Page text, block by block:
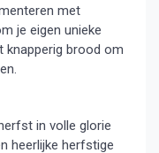
met
je eigen unieke
knapperig brood om
in volle glorie
heerlijke herfstige